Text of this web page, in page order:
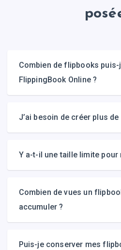
Combien de flipbooks
FlippingBook Online ?
J’ai besoin de créer plus
Y a-t-il une taille limite
Combien de vues un
accumuler ?
Puis-je conserver mes